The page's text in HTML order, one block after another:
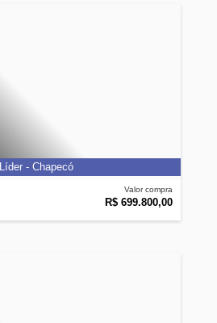
Valor compra
R$ 699.800,00
Líder - Chapecó